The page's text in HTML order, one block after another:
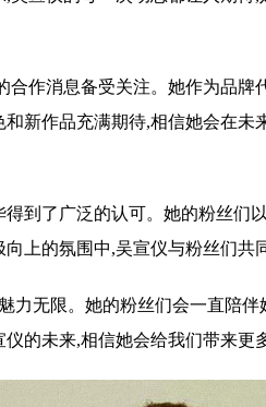
合作消息备受关注。她作为品牌
新作品充满期待,相信她会在未
到了广泛的认可。她的粉丝们
上的氛围中,吴宣仪与粉丝们共
力无限。她的粉丝们会一直陪
的未来,相信她会给我们带来更